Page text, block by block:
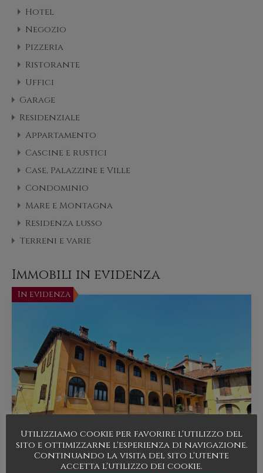
Hotel
Negozio
Pizzeria
Ristorante
Uffici
Garage
Residenziale
Appartamento
Cascine e rustici
Case, Palazzine e Ville
Condominio
Mare e Montagna
Residenza lusso
Terreni e varie
Immobili in evidenza
In evidenza
Utilizziamo cookie per favorire l'utilizzo del
sito e ottimizzarne l'esperienza di navigazione.
Continuando la visita del sito l'utente
accetta l'utilizzo dei cookie.